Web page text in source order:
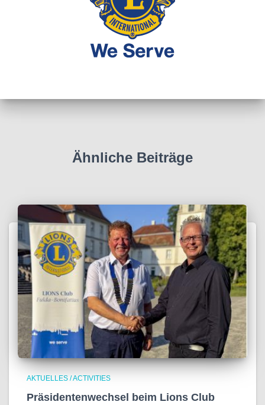
Ähnliche Beiträge
AKTUELLES / ACTIVITIES
Präsidentenwechsel beim Lions Club